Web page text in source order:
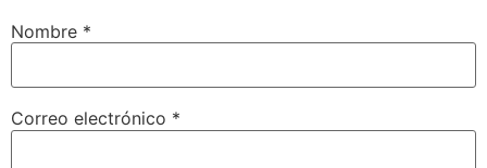
Nombre *
Correo electrónico *